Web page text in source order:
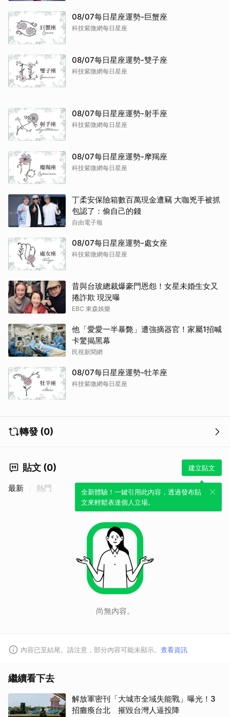
08/07每日星座運勢-巨蟹座
科技紫微網每日星座
08/07每日星座運勢-雙子座
科技紫微網每日星座
08/07每日星座運勢-射手座
科技紫微網每日星座
08/07每日星座運勢-摩羯座
科技紫微網每日星座
丁柔安保險箱數百萬現金遭竊 大咖兇手被抓
包認了：偷自己的錢
自由電子報
08/07每日星座運勢-處女座
科技紫微網每日星座
昔與台玻總裁爆豪門恩怨！女星未婚生女又
捲詐欺 現況曝
EBC 東森娛樂
他「愛愛一半暴斃」遭強摘器官！家屬1招喊
卡驚揭黑幕
民視新聞網
08/07每日星座運勢-牡羊座
科技紫微網每日星座
轉發 (0)
貼文 (0) 建立貼文
全新體驗！一鍵引用此內容，透過發布貼
文來輕鬆表達個人立場。
最新 熱門
尚無內容。
內容已至結尾。請注意，部分內容可能未顯示。 查看資訊
繼續看下去
解放軍密刊「大城市全域失能戰」曝光！3
招癱瘓台北 摧毀台灣人逼投降